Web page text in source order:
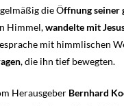
die Öffnung seiner
Himmel,wandelte mit
mit himmlischen
, die ihn tief bewegten.
Herausgeber Bernhard